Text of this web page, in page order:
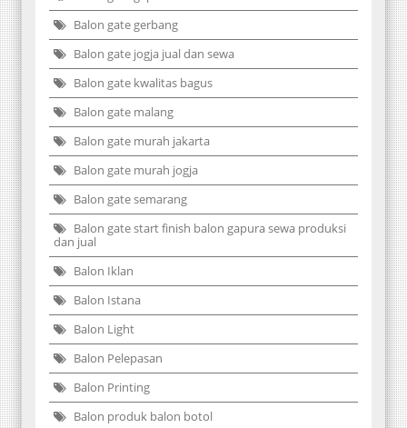
Balon gate gerbang
Balon gate jogja jual dan sewa
Balon gate kwalitas bagus
Balon gate malang
Balon gate murah jakarta
Balon gate murah jogja
Balon gate semarang
Balon gate start finish balon gapura sewa produksi
dan jual
Balon Iklan
Balon Istana
Balon Light
Balon Pelepasan
Balon Printing
Balon produk balon botol